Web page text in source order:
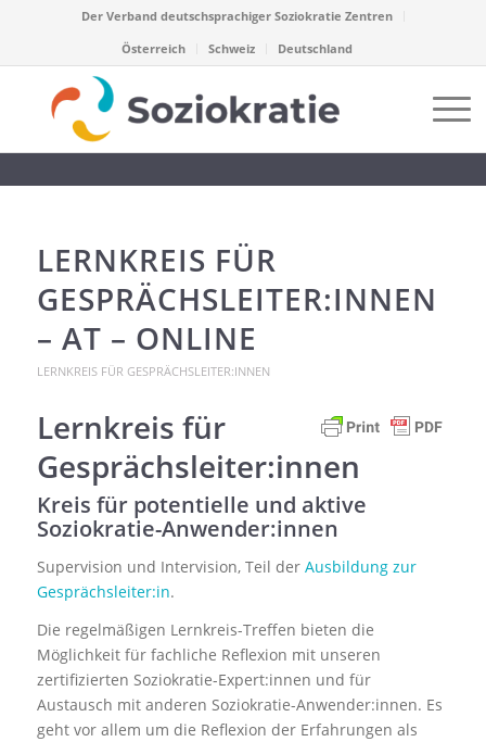
Der Verband deutschsprachiger Soziokratie Zentren
Österreich
Schweiz Deutschland
LERNKREIS FÜR
GESPRÄCHSLEITER:INNEN
– AT – ONLINE
LERNKREIS FÜR GESPRÄCHSLEITER:INNEN
Lernkreis für
Gesprächsleiter:innen
Kreis für potentielle und aktive
Soziokratie-Anwender:innen
Supervision und Intervision, Teil der Ausbildung zur
Gesprächsleiter:in.
Die regelmäßigen Lernkreis-Treffen bieten die
Möglichkeit für fachliche Reflexion mit unseren
zertifizierten Soziokratie-Expert:innen und für
Austausch mit anderen Soziokratie-Anwender:innen. Es
geht vor allem um die Reflexion der Erfahrungen als